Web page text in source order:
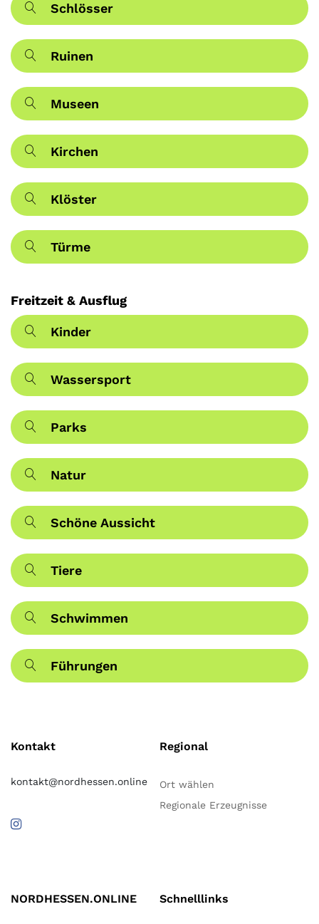
Schlösser
Ruinen
Museen
Kirchen
Klöster
Türme
Freitzeit & Ausflug
Kinder
Wassersport
Parks
Natur
Schöne Aussicht
Tiere
Schwimmen
Führungen
Kontakt
kontakt@nordhessen.online
Regional
Ort wählen
Regionale Erzeugnisse
NORDHESSEN.ONLINE Schnelllinks